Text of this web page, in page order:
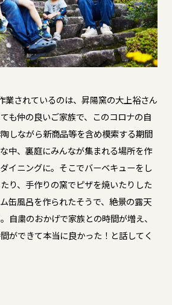
業されているのは、昇陽窯の大上裕さん
も仲の良いご家族で、このコロナの自
しながら新商品等を含め模索する期間
中、裏庭にみんなが集まれる場所を作
イニングに。そこでバーベキューをし
り、手作りの窯でピザを焼いたりした
缶風呂を作られたそうで、絶景の露天
自粛のおかげで家族との時間が増え、
ができて本当に良かった！と話してく